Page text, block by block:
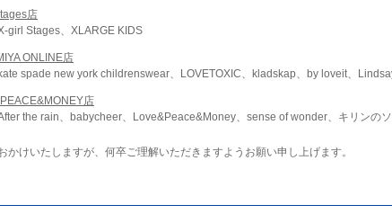
店
girl Stages、XLARGE KIDS
ONLINE店
spade new york childrenswear、LOVETOXIC、kladskap、by loveit、
店
the rain、babycheer、Love&Peace&Money、sense of wonder、キリンの
かけいたしますが、何卒ご理解いただきますようお願い申し上げます。